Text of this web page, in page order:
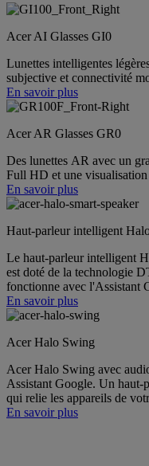
Acer AI Glasses GI0
Lunettes intelligentes
subjective et connectivité
En savoir plus
Acer AR Glasses GR0
Des lunettes AR avec un
Full HD et une
En savoir plus
Haut-parleur intelligent
Le haut-parleur intelligent
est doté de la technologie
fonctionne avec l'Assistant
En savoir plus
Acer Halo Swing
Acer Halo Swing avec
Assistant Google. Un haut-
qui relie les appareils de
En savoir plus